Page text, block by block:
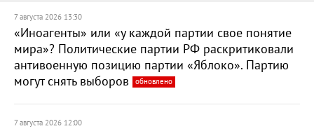
7 августа 2026 13:30
«Иноагенты» или «у каждой партии свое понятие
мира»? Политические партии РФ раскритиковали
антивоенную позицию партии «Яблоко». Партию
могут снять выборов
обновлено
7 августа 2026 12:00